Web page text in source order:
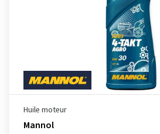
Huile moteur
Mannol